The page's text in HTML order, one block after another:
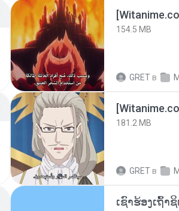
154.5 MB
GRET в
181.2 MB
GRET в